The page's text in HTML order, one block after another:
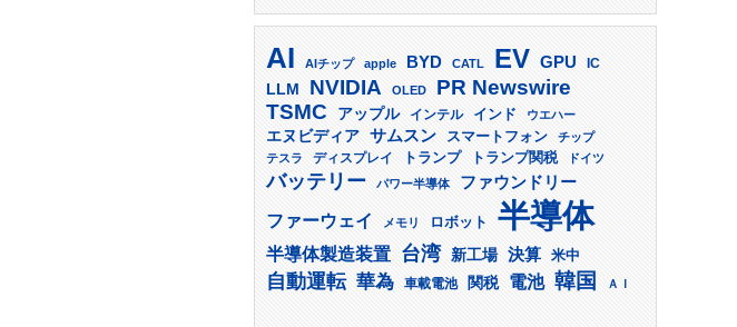
AI AIチップ apple BYD CATL EV GPU IC
LLM NVIDIA OLED PR Newswire
TSMC アップル インテル インド ウエハー
エヌビディア サムスン スマートフォン
チップ
テスラ
ディスプレイ トランプ トランプ関税 ドイツ
バッテリー パワー半導体 ファウンドリー
ファーウェイ メモリ ロボット 半導体
半導体製造装置 台湾 新工場 決算 米中
自動運転 華為 車載電池 関税 電池 韓国 ＡＩ